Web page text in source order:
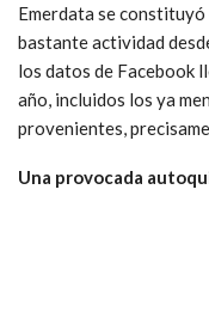
Emerdata se
bastante actividad
los datos de Facebook
año, incluidos los ya
provenientes,
Una provocada